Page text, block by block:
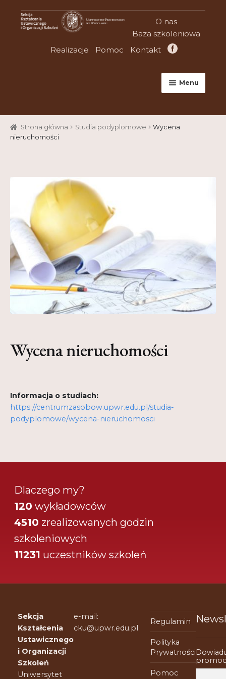
Przejdź
do
Przejdź
do
O nas
Baza szkoleniowa
Realizacje
Pomoc Kontakt
Menu
Strona główna
Aktualności
Cart
Checkout
Konferencje
Kontakt
My Account
Nauka praktyce praktyka nauce
Pomoc
Projekty
Realizacje
Regulamin
Test
Tutor na UPWr
Mistrzowie dydaktyki
Mistrzowie dydaktyki 2
Strona główna Studia podyplomowe
Wycena
nieruchomości
Wycena nieruchomości
Informacja o studiach:
https://centrumzasobow.upwr.edu.pl/studia-
podyplomowe/wycena-nieruchomosci
Dlaczego my?
120 wykładowców
4510 zrealizowanych godzin
szkoleniowych
11231 uczestników szkoleń
Sekcja
Kształcenia
Ustawicznego
i Organizacji
Szkoleń
Uniwersytet
e-mail:
cku@upwr.edu.pl
Regulamin
Polityka
Prywatności
Pomoc